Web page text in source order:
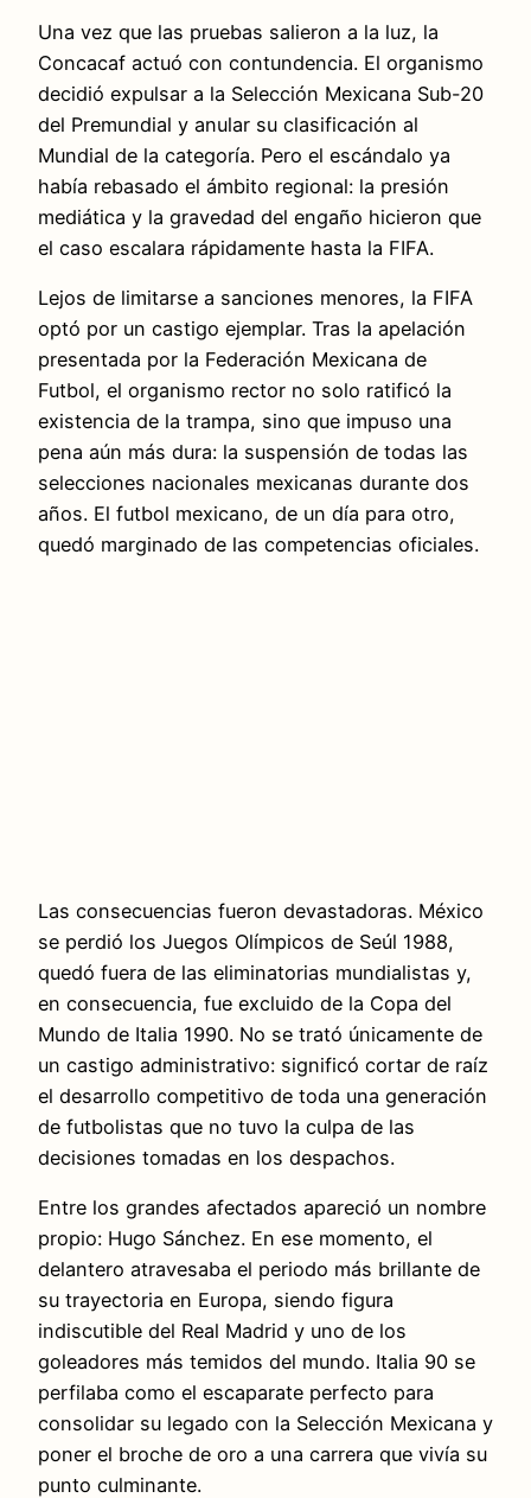
Una vez que las pruebas salieron a la luz, la
Concacaf actuó con contundencia. El organismo
decidió expulsar a la Selección Mexicana Sub-20
del Premundial y anular su clasificación al
Mundial de la categoría. Pero el escándalo ya
había rebasado el ámbito regional: la presión
mediática y la gravedad del engaño hicieron que
el caso escalara rápidamente hasta la FIFA.
Lejos de limitarse a sanciones menores, la FIFA
optó por un castigo ejemplar. Tras la apelación
presentada por la Federación Mexicana de
Futbol, el organismo rector no solo ratificó la
existencia de la trampa, sino que impuso una
pena aún más dura: la suspensión de todas las
selecciones nacionales mexicanas durante dos
años. El futbol mexicano, de un día para otro,
quedó marginado de las competencias oficiales.
Las consecuencias fueron devastadoras. México
se perdió los Juegos Olímpicos de Seúl 1988,
quedó fuera de las eliminatorias mundialistas y,
en consecuencia, fue excluido de la Copa del
Mundo de Italia 1990. No se trató únicamente de
un castigo administrativo: significó cortar de raíz
el desarrollo competitivo de toda una generación
de futbolistas que no tuvo la culpa de las
decisiones tomadas en los despachos.
Entre los grandes afectados apareció un nombre
propio: Hugo Sánchez. En ese momento, el
delantero atravesaba el periodo más brillante de
su trayectoria en Europa, siendo figura
indiscutible del Real Madrid y uno de los
goleadores más temidos del mundo. Italia 90 se
perfilaba como el escaparate perfecto para
consolidar su legado con la Selección Mexicana y
poner el broche de oro a una carrera que vivía su
punto culminante.